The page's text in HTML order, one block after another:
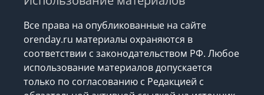
Все права на опубликованные на сайте
orenday.ru материалы охраняются в
соответствии с законодательством РФ. Любое
использование материалов допускается
только по согласованию с Редакцией с